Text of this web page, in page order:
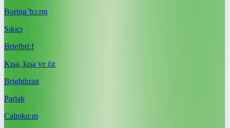
Boringˈbɔːrɪŋ
Sıkıcı
Briefbriːf
Kısa, kısa ve öz
Brightbraɪt
Parlak
Calmkɑːm